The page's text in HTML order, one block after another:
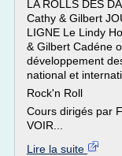
LA ROLLS DES
Cathy & Gilbert
LIGNE Le Lindy
& Gilbert Cadéne
développement
national et
Rock'n Roll
Cours dirigés par
VOIR...
Lire la suite